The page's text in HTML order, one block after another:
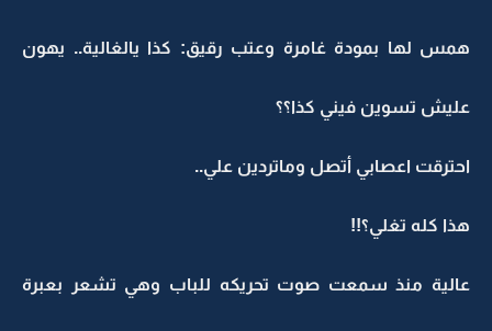
همس لها بمودة غامرة وعتب رقيق: كذا يالغالية.. يهون
عليش تسوين فيني كذا؟؟
احترقت اعصابي أتصل وماتردين علي..
هذا كله تغلي؟!!
عالية منذ سمعت صوت تحريكه للباب وهي تشعر بعبرة